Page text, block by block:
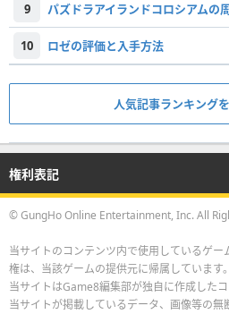
9
10 ロゼの評価と入手方法
人気記事ランキング
権利表記
© GungHo Online Entertainment, Inc. All
当サイトのコンテンツ内で使用しているゲ
権は、当該ゲームの提供元に帰属しています。
当サイトはGame8編集部が独自に作成したコ
当サイトが掲載しているデータ、画像等の